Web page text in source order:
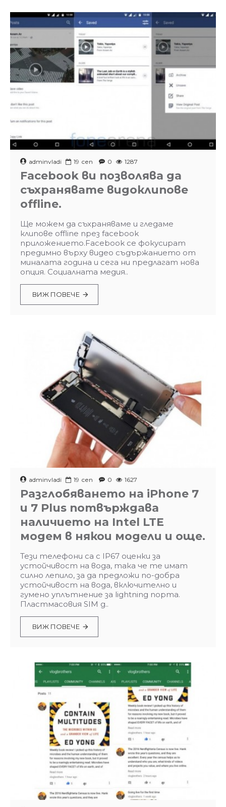
adminvladi 19 сеп 0 1287
Facebook ви позволява да
съхранявате видоклипове
offline.
Ще можем да съхраняваме и гледаме
клипове offline през facebook
приложението.Facebook се фокусират
предимно върху видео съдържанието от
миналата година и сега ни предлагат нова
опция. Социалната медия..
ВИЖ ПОВЕЧЕ
adminvladi 19 сеп 0 1627
Разглобяването на iPhone 7
и 7 Plus потвърждава
наличието на Intel LTE
модем в някои модели и още.
Тези телефони са с IP67 оценки за
устойчивост на вода, така че те имат
силно лепило, за да предложи по-добра
устойчивост на вода, включително и
гумено уплътнение за lightning порта.
Пластмасовия SIM д..
ВИЖ ПОВЕЧЕ